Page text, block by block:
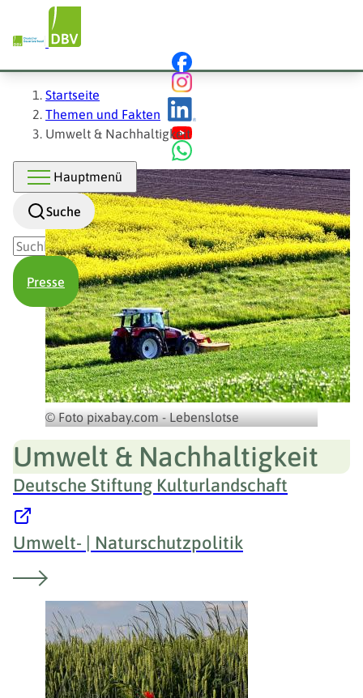
Inhalt
Hauptnavigation
Hauptmenü
Suche
Presse
Pfadnavigation
Startseite
Themen und Fakten
Umwelt & Nachhaltigkeit
© Foto pixabay.com - Lebenslotse
Umwelt & Nachhaltigkeit
Deutsche Stiftung Kulturlandschaft
Umwelt- | Naturschutzpolitik